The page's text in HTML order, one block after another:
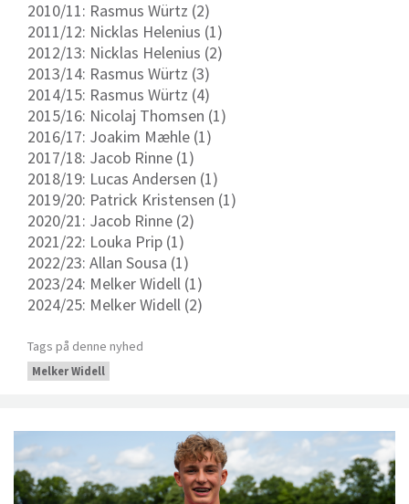
2010/11: Rasmus Würtz (2)
2011/12: Nicklas Helenius (1)
2012/13: Nicklas Helenius (2)
2013/14: Rasmus Würtz (3)
2014/15: Rasmus Würtz (4)
2015/16: Nicolaj Thomsen (1)
2016/17: Joakim Mæhle (1)
2017/18: Jacob Rinne (1)
2018/19: Lucas Andersen (1)
2019/20: Patrick Kristensen (1)
2020/21: Jacob Rinne (2)
2021/22: Louka Prip (1)
2022/23: Allan Sousa (1)
2023/24: Melker Widell (1)
2024/25: Melker Widell (2)
Tags på denne nyhed
Melker Widell